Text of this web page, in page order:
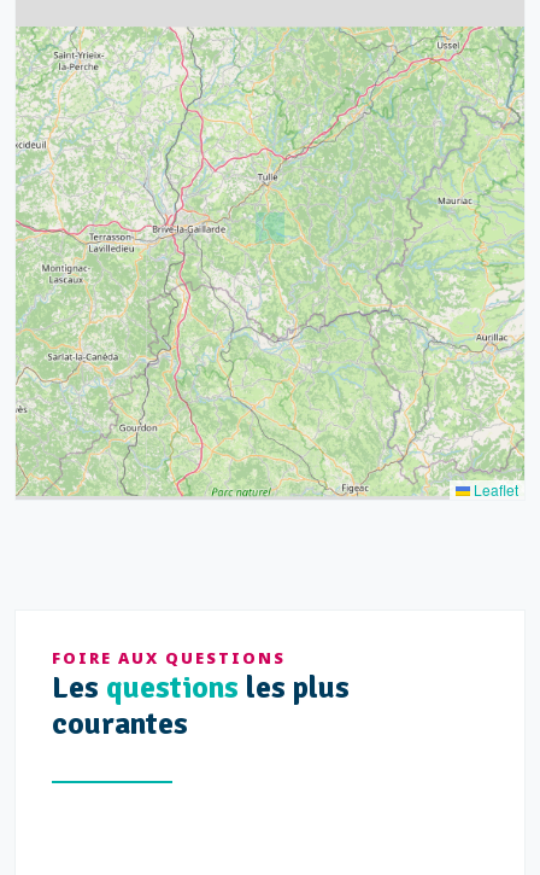
4
15
21
14
32
39
52 68
43
Leaflet
FOIRE AUX QUESTIONS
Les questions les plus
courantes